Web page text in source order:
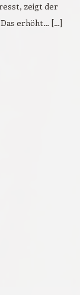
zeigt der
Das erhöht… […]